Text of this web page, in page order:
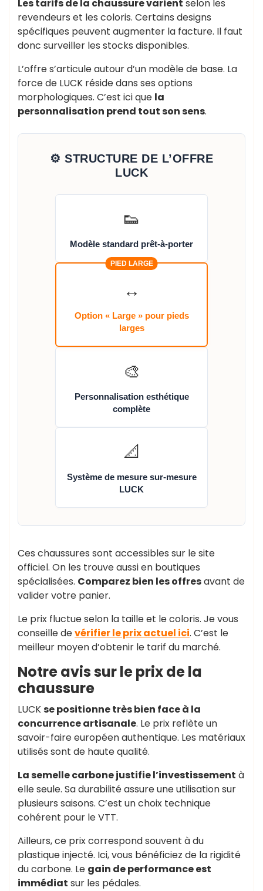
Les tarifs de la chaussure varient selon les
revendeurs et les coloris. Certains designs
spécifiques peuvent augmenter la facture. Il faut
donc surveiller les stocks disponibles.
L’offre s’articule autour d’un modèle de base. La
force de LUCK réside dans ses options
morphologiques. C’est ici que la
personnalisation prend tout son sens.
⚙️ STRUCTURE DE L’OFFRE
LUCK
👟
Modèle standard prêt-à-porter
PIED LARGE
↔️
Option « Large » pour pieds
larges
🎨
Personnalisation esthétique
complète
📐
Système de mesure sur-mesure
LUCK
Ces chaussures sont accessibles sur le site
officiel. On les trouve aussi en boutiques
spécialisées. Comparez bien les offresavant de
valider votre panier.
Le prix fluctue selon la taille et le coloris. Je vous
conseille devérifier le prix actuel ici. C’est le
meilleur moyen d’obtenir le tarif du marché.
Notre avis sur le prix de la
chaussure
LUCKse positionne très bien face à la
concurrence artisanale. Le prix reflète un
savoir-faire européen authentique. Les matériaux
utilisés sont de haute qualité.
La semelle carbone justifie l’investissement à
elle seule. Sa durabilité assure une utilisation sur
plusieurs saisons. C’est un choix technique
cohérent pour le VTT.
Ailleurs, ce prix correspond souvent à du
plastique injecté. Ici, vous bénéficiez de la rigidité
du carbone. Le gain de performance est
immédiat sur les pédales.